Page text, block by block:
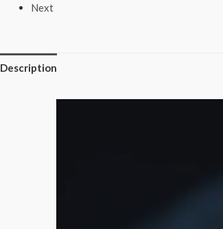
Next
Description